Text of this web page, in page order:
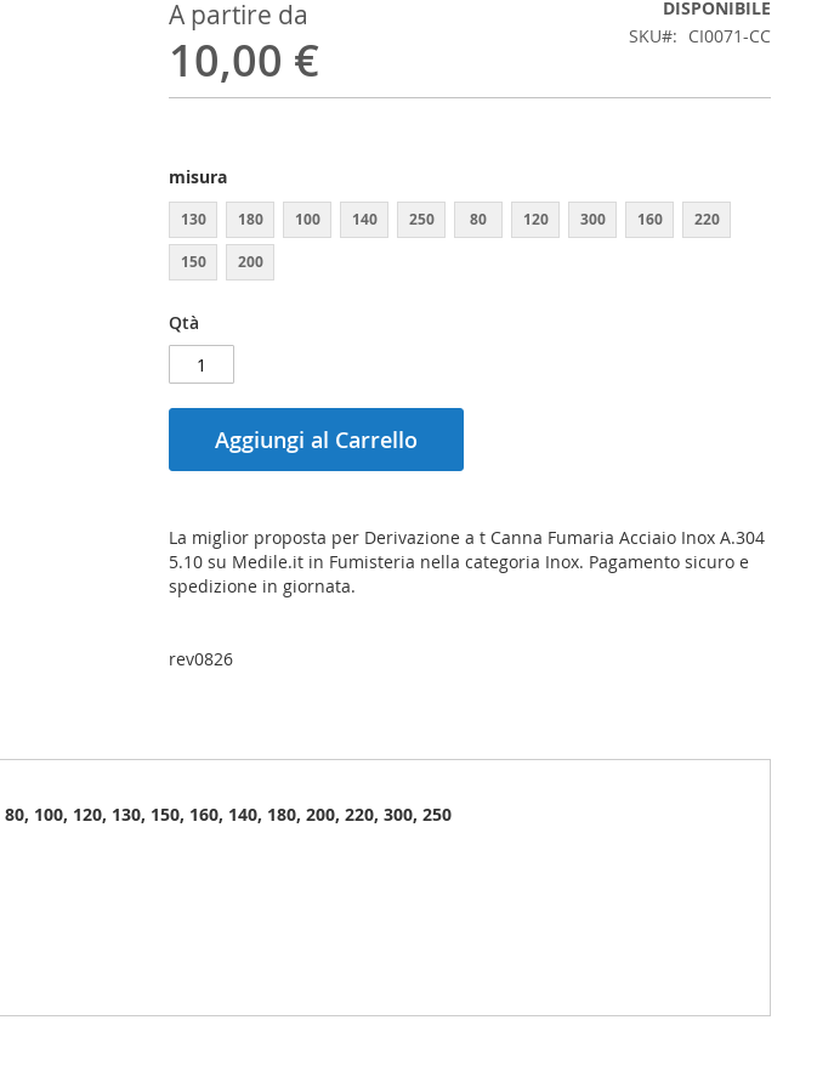
A partire da
10,00 €
DISPONIBILE
SKU
CI0071-CC
misura
130 180 100 140 250 80 120 300 160 220
150 200
Qtà
Aggiungi al Carrello
La miglior proposta per Derivazione a t Canna Fumaria Acciaio Inox A.304
5.10 su Medile.it in Fumisteria nella categoria Inox. Pagamento sicuro e
spedizione in giornata.
rev0826
80, 100, 120, 130, 150, 160, 140, 180, 200, 220, 300, 250